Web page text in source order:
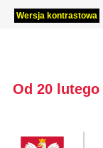
Wersja kontrastowa
Od 20